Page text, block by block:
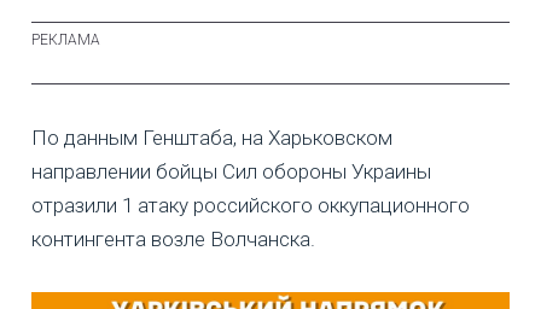
По данным Генштаба, на Харьковском
направлении бойцы Сил обороны Украины
отразили 1 атаку российского оккупационного
контингента возле Волчанска.